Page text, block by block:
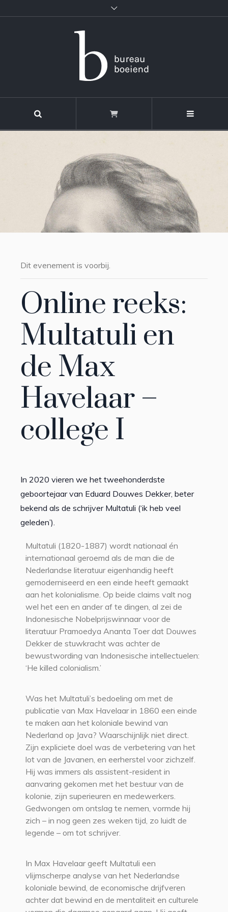
Dit evenement is voorbij.
Online reeks:
Multatuli en
de Max
Havelaar –
college I
In 2020 vieren we het tweehonderdste
geboortejaar van Eduard Douwes Dekker, beter
bekend als de schrijver Multatuli (‘ik heb veel
geleden’).
Multatuli (1820-1887) wordt nationaal én
internationaal geroemd als de man die de
Nederlandse literatuur eigenhandig heeft
gemoderniseerd en een einde heeft gemaakt
aan het kolonialisme. Op beide claims valt nog
wel het een en ander af te dingen, al zei de
Indonesische Nobelprijswinnaar voor de
literatuur Pramoedya Ananta Toer dat Douwes
Dekker de stuwkracht was achter de
bewustwording van Indonesische intellectuelen:
‘He killed colonialism.’
Was het Multatuli’s bedoeling om met de
publicatie van Max Havelaar in 1860 een einde
te maken aan het koloniale bewind van
Nederland op Java? Waarschijnlijk niet direct.
Zijn expliciete doel was de verbetering van het
lot van de Javanen, en eerherstel voor zichzelf.
Hij was immers als assistent-resident in
aanvaring gekomen met het bestuur van de
kolonie, zijn superieuren en medewerkers.
Gedwongen om ontslag te nemen, vormde hij
zich – in nog geen zes weken tijd, zo luidt de
legende – om tot schrijver.
In Max Havelaar geeft Multatuli een
vlijmscherpe analyse van het Nederlandse
koloniale bewind, de economische drijfveren
achter dat bewind en de mentaliteit en culturele